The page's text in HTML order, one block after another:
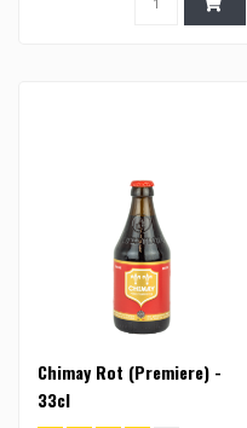
Chimay Rot (Premiere) -
33cl